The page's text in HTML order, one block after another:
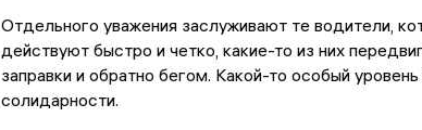
Отдельного уважения заслуживают те водители,
действуют быстро и четко, какие-то из них
заправки и обратно бегом. Какой-то особый
солидарности.